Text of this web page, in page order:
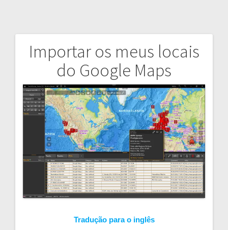
Importar os meus locais
do Google Maps
Tradução para o inglês
Navegação
artigos